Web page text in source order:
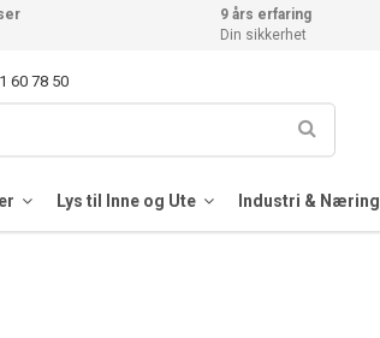
9 års erfaring
Din sikkerhet
60 78 50
Lys til Inne og Ute Industri & Næring